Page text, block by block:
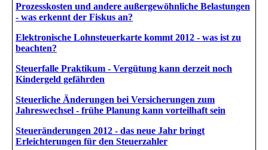
Prozesskosten und andere außergewöhnliche Belastungen
- was erkennt der Fiskus an?
Elektronische Lohnsteuerkarte kommt 2012 - was ist zu
beachten?
Steuerfalle Praktikum - Vergütung kann derzeit noch
Kindergeld gefährden
Steuerliche Änderungen bei Versicherungen zum
Jahreswechsel - frühe Planung kann vorteilhaft sein
Steueränderungen 2012 - das neue Jahr bringt
Erleichterungen für den Steuerzahler